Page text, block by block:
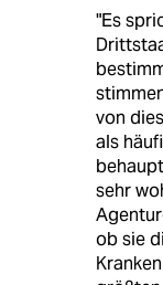
"Es
von
als
sehr
ob sie